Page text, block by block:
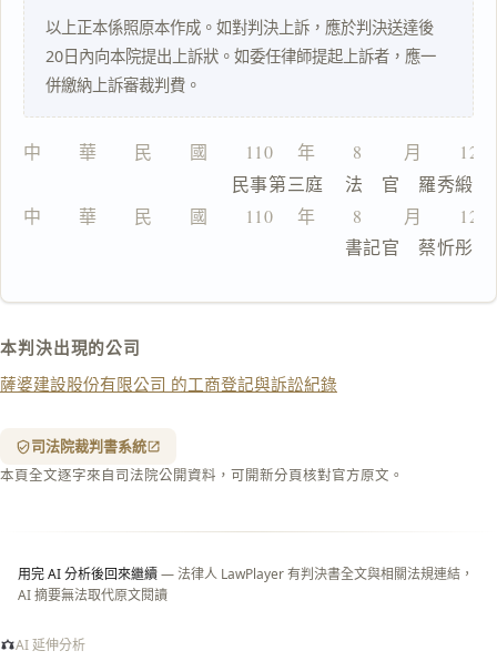
以上正本係照原本作成。如對判決上訴，應於判決送達後
20日內向本院提出上訴狀。如委任律師提起上訴者，應一
併繳納上訴審裁判費。
中　　華　　民　　國　　110 　年　　8 　　月　　12
                  民事第三庭    法　官　羅秀緞
中　　華　　民　　國　　110 　年　　8 　　月　　12
                                書記官　蔡忻彤
本判決出現的公司
薩婆建設股份有限公司 的工商登記與訴訟紀錄
司法院裁判書系統
本頁全文逐字來自司法院公開資料，可開新分頁核對官方原文。
用完 AI 分析後回來繼續— 法律人 LawPlayer 有判決書全文與相關法規連結，
AI 摘要無法取代原文閱讀
AI 延伸分析
複
文